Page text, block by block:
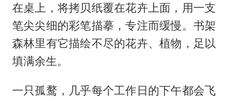
在桌上，将拷贝纸覆在花卉上面，用一支
笔尖尖细的彩笔描摹，专注而缓慢。书架
森林里有它描绘不尽的花卉、植物，足以
填满余生。
一只孤鹜，几乎每个工作日的下午都会飞